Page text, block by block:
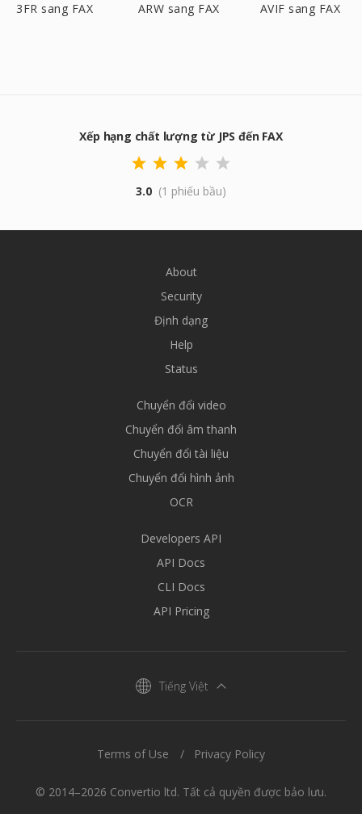
3FR sang FAX ARW sang FAX AVIF sang FAX
Xếp hạng chất lượng từ JPS đến FAX
3.0 (1 phiếu bầu)
About
Security
Định dạng
Help
Status
Chuyển đổi video
Chuyển đổi âm thanh
Chuyển đổi tài liệu
Chuyển đổi hình ảnh
OCR
Developers API
API Docs
CLI Docs
API Pricing
Tiếng Việt
© 2014–2026 Convertio ltd. Tất cả quyền được bảo lưu.
Terms of Use Privacy Policy